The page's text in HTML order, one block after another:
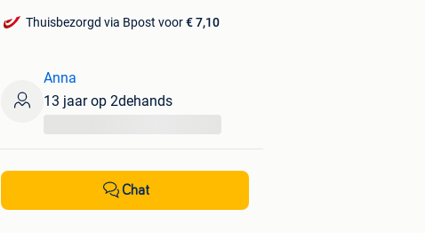
Thuisbezorgd via Bpost voor€ 7,10
Anna
13 jaar op 2dehands
Chat